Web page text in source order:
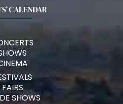
CALENDAR
FAIRS
SHOWS